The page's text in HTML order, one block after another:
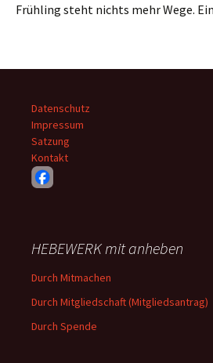
Frühling steht nichts mehr Wege.
Datenschutz
Impressum
Satzung
Kontakt
HEBEWERK mit anheben
Durch Mitmachen
Durch Mitgliedschaft (Mitgliedsantrag)
Durch Spende